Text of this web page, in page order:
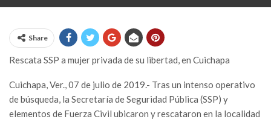
Share
Rescata SSP a mujer privada de su libertad, en Cuichapa
Cuichapa, Ver., 07 de julio de 2019.- Tras un intenso operativo
de búsqueda, la Secretaría de Seguridad Pública (SSP) y
elementos de Fuerza Civil ubicaron y rescataron en la localidad